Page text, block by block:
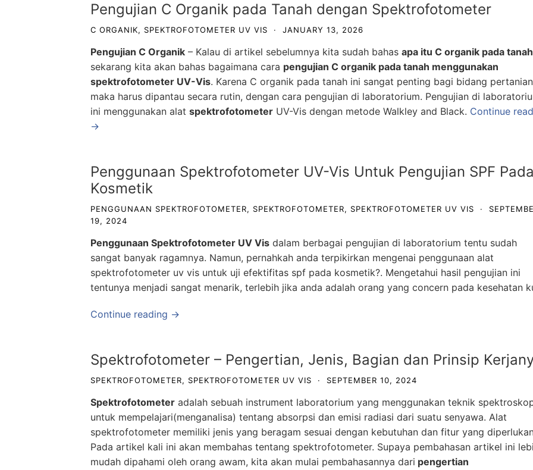
Pengujian C Organik pada Tanah dengan Spektrofotometer
C ORGANIK, SPEKTROFOTOMETER UV VIS · JANUARY 13, 2026
Pengujian C Organik – Kalau di artikel sebelumnya kita sudah bahas apa itu C organik pada tanah
sekarang kita akan bahas bagaimana cara pengujian C organik pada tanah menggunakan
spektrofotometer UV-Vis. Karena C organik pada tanah ini sangat penting bagi bidang pertanian
maka harus dipantau secara rutin, dengan cara pengujian di laboratorium. Pengujian di
ini menggunakan alat spektrofotometer UV-Vis dengan metode Walkley and Black. Continue
→
Penggunaan Spektrofotometer UV-Vis Untuk Pengujian SPF Pada
Kosmetik
PENGGUNAAN SPEKTROFOTOMETER, SPEKTROFOTOMETER, SPEKTROFOTOMETER UV VIS ·
19, 2024
Penggunaan Spektrofotometer UV Vis dalam berbagai pengujian di laboratorium tentu sudah
sangat banyak ragamnya. Namun, pernahkah anda terpikirkan mengenai penggunaan alat
spektrofotometer uv vis untuk uji efektifitas spf pada kosmetik?. Mengetahui hasil pengujian ini
tentunya menjadi sangat menarik, terlebih jika anda adalah orang yang concern pada kesehatan
Continue reading →
Spektrofotometer – Pengertian, Jenis, Bagian dan Prinsip
SPEKTROFOTOMETER, SPEKTROFOTOMETER UV VIS · SEPTEMBER 10, 2024
Spektrofotometer adalah sebuah instrument laboratorium yang menggunakan teknik
untuk mempelajari(menganalisa) tentang absorpsi dan emisi radiasi dari suatu senyawa. Alat
spektrofotometer memiliki jenis yang beragam sesuai dengan kebutuhan dan fitur yang
Pada artikel kali ini akan membahas tentang spektrofotometer. Supaya pembahasan artikel ini
mudah dipahami oleh orang awam, kita akan mulai pembahasannya dari pengertian